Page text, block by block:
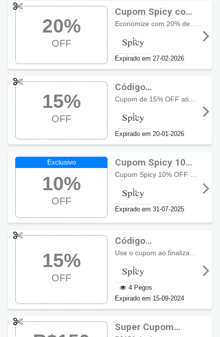
20%
OFF
Cupom Spicy com
20% OFF
Expirado em 27-02-2026
15%
OFF
Código
promocional Spicy
com 15% OFF
Expirado em 20-01-2026
10%
OFF
Cupom Spicy 10%
de desconto
Expirado em 31-07-2025
15%
OFF
Código
promocional Spicy
com 15% OFF
4 Pegos
Expirado em 15-09-2024
Super Cupom